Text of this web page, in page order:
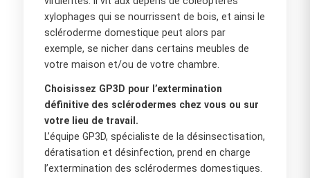
xylophages qui se nourrissent de bois, et ainsi le
scléroderme domestique peut alors par
exemple, se nicher dans certains meubles de
votre maison et/ou de votre chambre.
Choisissez GP3D pour l’extermination
définitive des sclérodermes chez vous ou sur
votre lieu de travail.
L’équipe GP3D, spécialiste de la désinsectisation,
dératisation et désinfection, prend en charge
l’extermination des sclérodermes domestiques.